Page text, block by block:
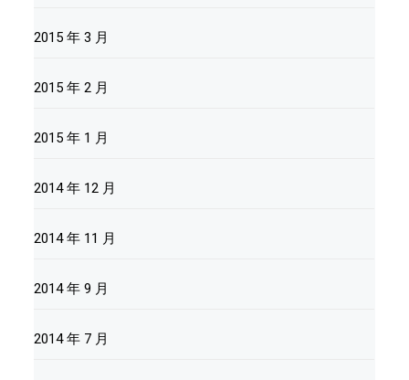
2015 年 3 月
2015 年 2 月
2015 年 1 月
2014 年 12 月
2014 年 11 月
2014 年 9 月
2014 年 7 月